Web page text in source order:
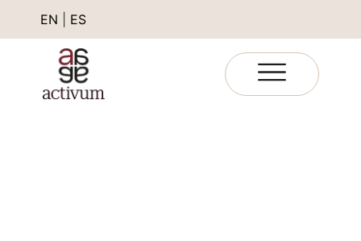
EN ES